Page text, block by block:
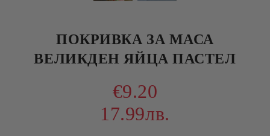
ПОКРИВКА ЗА МАСА
ВЕЛИКДЕН ЯЙЦА ПАСТЕЛ
€9.20
17.99лв.